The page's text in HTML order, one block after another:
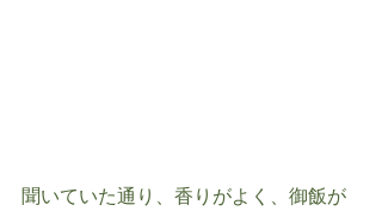
聞いていた通り、香りがよく、御飯が